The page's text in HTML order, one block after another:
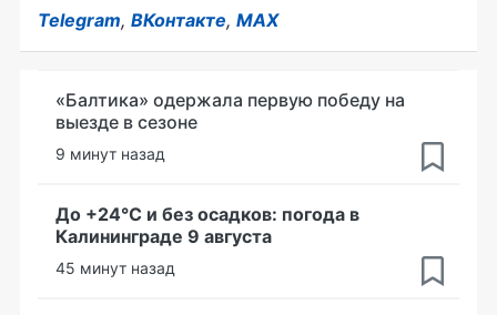
Telegram, ВКонтакте, MAX
«Балтика» одержала первую победу на
выезде в сезоне
9 минут назад
До +24°С и без осадков: погода в
Калининграде 9 августа
45 минут назад